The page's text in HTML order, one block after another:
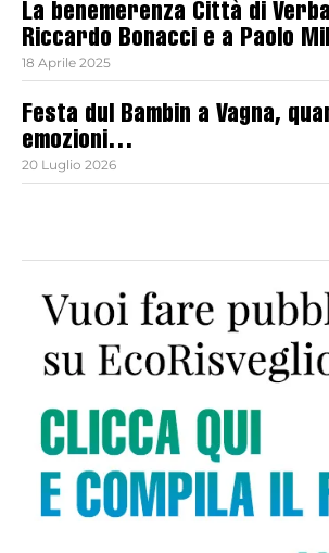
La benemerenza Città di
Riccardo Bonacci e a Paolo
18 Aprile 2025
Festa dul Bambin a Vagna,
emozioni…
20 Luglio 2026